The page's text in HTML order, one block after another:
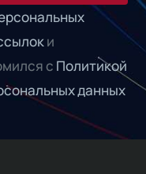
и
с Политикой
данных